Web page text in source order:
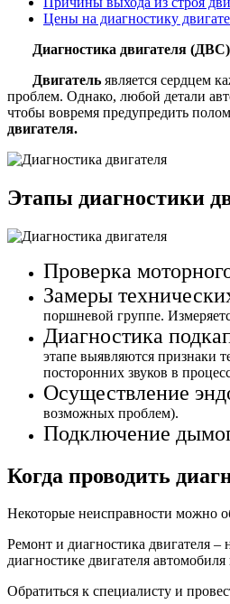
Цены на диагностику
Диагностика двигателя
Двигатель является сердцем
проблем. Однако, любой детали
чтобы вовремя предупредить
двигателя.
Этапы диагностики
Проверка
Замеры
поршневой группе.
Диагностика
этапе выявляются признаки
посторонних звуков в
Осуществление
возможных проблем).
Подключение
Когда проводить
Некоторые неисправности можно
Ремонт и диагностика двигателя –
диагностике двигателя автомобиля
Обратиться к специалисту и